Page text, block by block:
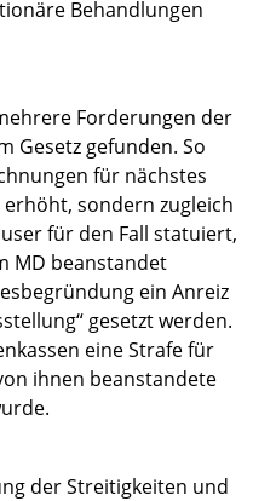
Behandlungen
Forderungen der
Gesetz gefunden. So
für nächstes
sondern zugleich
für den Fall statuiert,
MD beanstandet
ein Anreiz
gesetzt werden.
eine Strafe für
ihnen beanstandete
der Streitigkeiten und